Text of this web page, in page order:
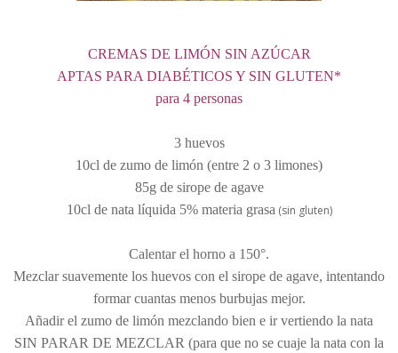
CREMAS DE LIMÓN SIN AZÚCAR
APTAS PARA DIABÉTICOS Y SIN GLUTEN*
para 4 personas
3 huevos
10cl de zumo de limón (entre 2 o 3 limones)
85g de sirope de agave
10cl de nata líquida 5% materia grasa(sin gluten)
Calentar el horno a 150°.
Mezclar suavemente los huevos con el sirope de agave, intentando
formar cuantas menos burbujas mejor.
Añadir el zumo de limón mezclando bien e ir vertiendo la nata
SIN PARAR DE MEZCLAR (para que no se cuaje la nata con la